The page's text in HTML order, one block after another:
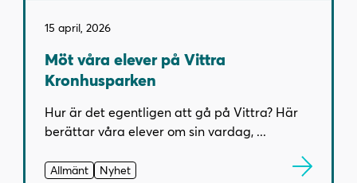
15 april, 2026
Möt våra elever på Vittra
Kronhusparken
Hur är det egentligen att gå på Vittra? Här
berättar våra elever om sin vardag, ...
Allmänt Nyhet